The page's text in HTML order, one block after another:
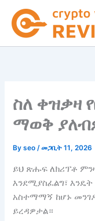
content
ስለ ቀዝቃዛ
ማወቅ
Byseo/መጋቢት 11, 2026
ይህ ጽሑፍ ለክሪፕቶ
እንደሚያስፈልግ፣
አስተማማኝ ከሆኑ
ይረዳዎታል።